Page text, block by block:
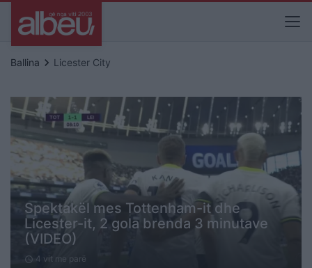
Ballina keyboard_arrow_right Licester City
Spektakël mes Tottenham-it dhe
Licester-it, 2 gola brenda 3 minutave
(VIDEO)
schedule 4 vit me parë